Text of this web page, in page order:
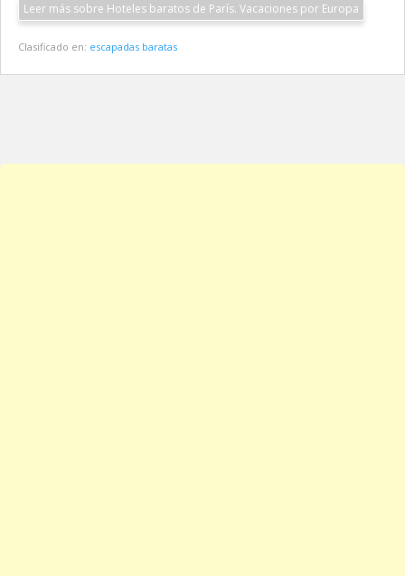
Leer más sobre Hoteles baratos de París. Vacaciones por Europa
Clasificado en: escapadas baratas